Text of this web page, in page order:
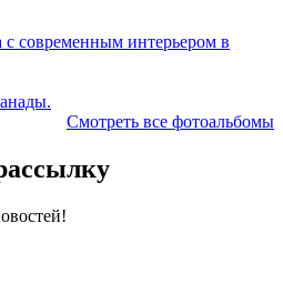
современным интерьером в
Смотреть все фотоальбомы